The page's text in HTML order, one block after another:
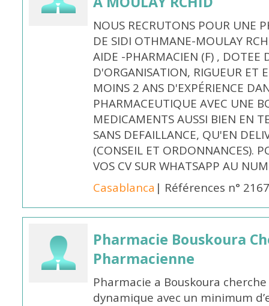
NOUS RECRUTONS POUR UNE
DE SIDI OTHMANE-MOULAY
AIDE -PHARMACIEN (F) , DOTEE
D'ORGANISATION, RIGUEUR ET
MOINS 2 ANS D'EXPÉRIENCE
PHARMACEUTIQUE AVEC UNE
MEDICAMENTS AUSSI BIEN EN
SANS DEFAILLANCE, QU'EN
(CONSEIL ET ORDONNANCES).
VOS CV SUR WHATSAPP AU
Casablanca | Références n°
Pharmacie Bouskoura
Pharmacienne
Pharmacie a Bouskoura
dynamique avec un minimum